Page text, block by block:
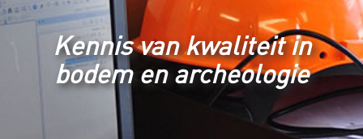
Kennis van kwaliteit in
bodem en archeologie